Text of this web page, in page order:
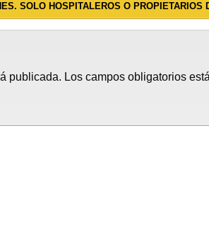
SOLO HOSPITALEROS O PROPIETARIOS
publicada. Los campos obligatorios